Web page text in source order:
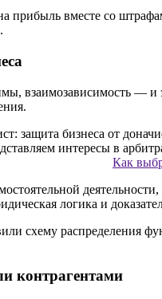
прибыль вместе со
взаимозависимость — и
Как
логика и
схему распределения
контрагентами